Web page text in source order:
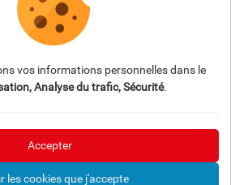
FAQ
droits réservés
vos informations personnelles dans le
Analyse du trafic, Sécurité.
Accepter
les cookies que j'accepte